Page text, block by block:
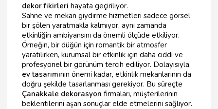
dekor fikirleri hayata geçiriliyor.
Sahne ve mekan giydirme hizmetleri sadece görsel
bir şölen yaratmakla kalmıyor, aynı zamanda
etkinliğin ambiyansını da önemli ölçüde etkiliyor.
Örneğin, bir düğün için romantik bir atmosfer
yaratılırken, kurumsal bir etkinlik için daha ciddi ve
profesyonel bir görünüm tercih ediliyor. Dolayısıyla,
ev tasarımının önemi kadar, etkinlik mekanlarının da
doğru şekilde tasarlanması gerekiyor. Bu süreçte
Çanakkale dekorasyon firmaları, müşterilerinin
beklentilerini aşan sonuçlar elde etmelerini sağlıyor.